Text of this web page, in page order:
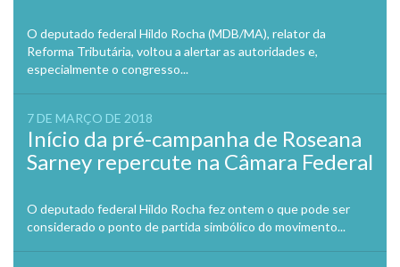
O deputado federal Hildo Rocha (MDB/MA), relator da
Reforma Tributária, voltou a alertar as autoridades e,
especialmente o congresso...
7 DE MARÇO DE 2018
Início da pré-campanha de Roseana
Sarney repercute na Câmara Federal
O deputado federal Hildo Rocha fez ontem o que pode ser
considerado o ponto de partida simbólico do movimento...